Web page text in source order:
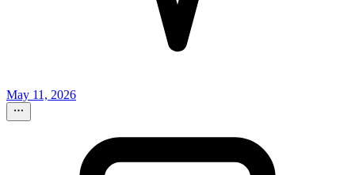
May 11, 2026